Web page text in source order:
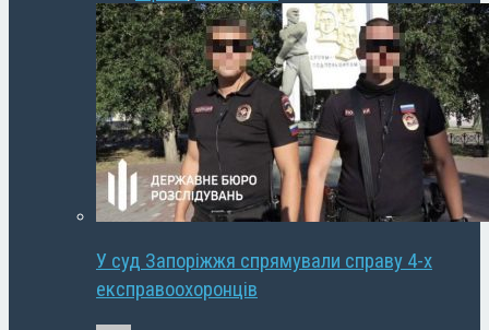
У суд Запоріжжя спрямували справу 4-х
експравоохоронців